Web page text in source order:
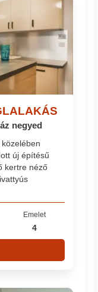
negyed
új építésű
kertre néző
Emelet
4